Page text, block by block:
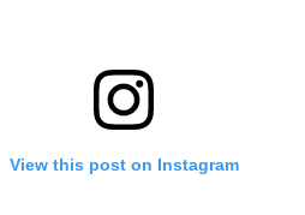
View this post on Instagram